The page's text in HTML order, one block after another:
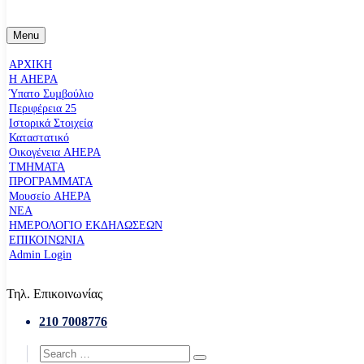
Menu
ΑΡΧΙΚΗ
Η AHEPA
Ύπατο Συµβούλιο
Περιφέρεια 25
Ιστορικά Στοιχεία
Καταστατικό
Οικογένεια AHEPA
ΤΜΗΜΑΤΑ
ΠΡΟΓΡΑΜΜΑΤΑ
Μουσείο AHEPA
ΝΕΑ
ΗΜΕΡΟΛΟΓΙΟ ΕΚΔΗΛΩΣΕΩΝ
ΕΠΙΚΟΙΝΩΝΙΑ
Admin Login
Τηλ. Επικοινωνίας
210 7008776